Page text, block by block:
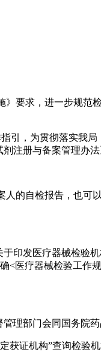
要求，进一步规
引，为贯彻落实我
注册与备案管理办
人的自检报告，也可
发医疗器械检验机
医疗器械检验工
部门会同国务院药
证机构”查询检验